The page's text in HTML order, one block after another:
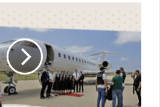
مطار
القليعات:
حلم
عكار
المؤجل
يبدأ
الطيران